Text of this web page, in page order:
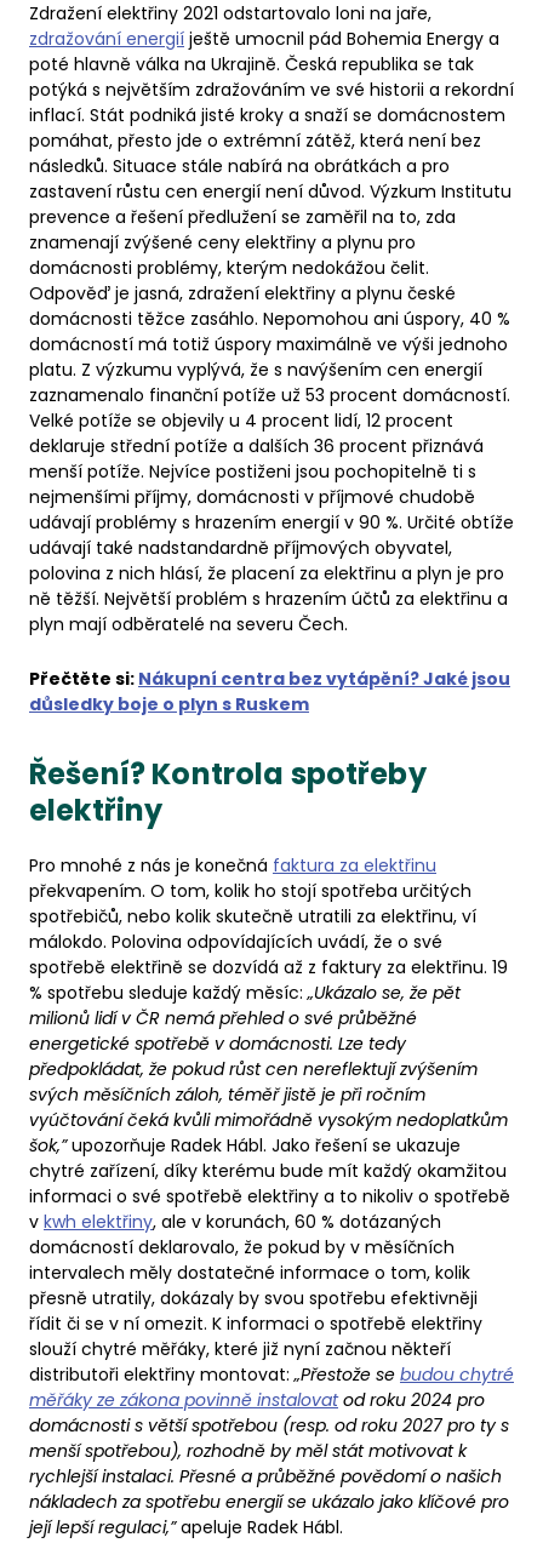
Zdražení elektřiny 2021 odstartovalo loni na jaře,
zdražování energií ještě umocnil pád Bohemia Energy a
poté hlavně válka na Ukrajině. Česká republika se tak
potýká s největším zdražováním ve své historii a rekordní
inflací. Stát podniká jisté kroky a snaží se domácnostem
pomáhat, přesto jde o extrémní zátěž, která není bez
následků. Situace stále nabírá na obrátkách a pro
zastavení růstu cen energií není důvod. Výzkum Institutu
prevence a řešení předlužení se zaměřil na to, zda
znamenají zvýšené ceny elektřiny a plynu pro
domácnosti problémy, kterým nedokážou čelit.
Odpověď je jasná, zdražení elektřiny a plynu české
domácnosti těžce zasáhlo. Nepomohou ani úspory, 40 %
domácností má totiž úspory maximálně ve výši jednoho
platu. Z výzkumu vyplývá, že s navýšením cen energií
zaznamenalo finanční potíže už 53 procent domácností.
Velké potíže se objevily u 4 procent lidí, 12 procent
deklaruje střední potíže a dalších 36 procent přiznává
menší potíže. Nejvíce postiženi jsou pochopitelně ti s
nejmenšími příjmy, domácnosti v příjmové chudobě
udávají problémy s hrazením energií v 90 %. Určité obtíže
udávají také nadstandardně příjmových obyvatel,
polovina z nich hlásí, že placení za elektřinu a plyn je pro
ně těžší. Největší problém s hrazením účtů za elektřinu a
plyn mají odběratelé na severu Čech.
Přečtěte si: Nákupní centra bez vytápění? Jaké jsou
důsledky boje o plyn s Ruskem
Řešení? Kontrola spotřeby
elektřiny
Pro mnohé z nás je konečná faktura za elektřinu
překvapením. O tom, kolik ho stojí spotřeba určitých
spotřebičů, nebo kolik skutečně utratili za elektřinu, ví
málokdo. Polovina odpovídajících uvádí, že o své
spotřebě elektřině se dozvídá až z faktury za elektřinu. 19
% spotřebu sleduje každý měsíc:„Ukázalo se, že pět
milionů lidí v ČR nemá přehled o své průběžné
energetické spotřebě v domácnosti. Lze tedy
předpokládat, že pokud růst cen nereflektují zvýšením
svých měsíčních záloh, téměř jistě je při ročním
vyúčtování čeká kvůli mimořádně vysokým nedoplatkům
šok,”upozorňuje Radek Hábl. Jako řešení se ukazuje
chytré zařízení, díky kterému bude mít každý okamžitou
informaci o své spotřebě elektřiny a to nikoliv o spotřebě
v kwh elektřiny, ale v korunách, 60 % dotázaných
domácností deklarovalo, že pokud by v měsíčních
intervalech měly dostatečné informace o tom, kolik
přesně utratily, dokázaly by svou spotřebu efektivněji
řídit či se v ní omezit. K informaci o spotřebě elektřiny
slouží chytré měřáky, které již nyní začnou někteří
distributoři elektřiny montovat:„Přestože se budou chytré
měřáky ze zákona povinně instalovatod roku 2024 pro
domácnosti s větší spotřebou (resp. od roku 2027 pro ty s
menší spotřebou), rozhodně by měl stát motivovat k
rychlejší instalaci. Přesné a průběžné povědomí o našich
nákladech za spotřebu energií se ukázalo jako klíčové pro
její lepší regulaci,”apeluje Radek Hábl.